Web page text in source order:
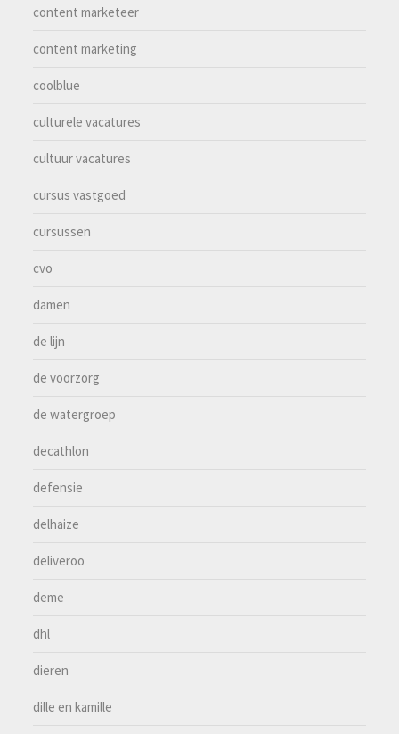
content marketeer
content marketing
coolblue
culturele vacatures
cultuur vacatures
cursus vastgoed
cursussen
cvo
damen
de lijn
de voorzorg
de watergroep
decathlon
defensie
delhaize
deliveroo
deme
dhl
dieren
dille en kamille